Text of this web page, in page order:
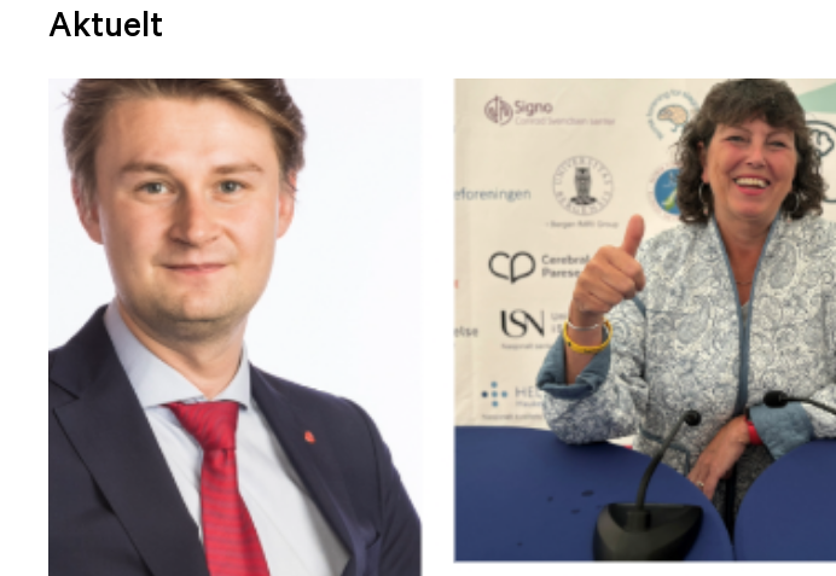
Aktuelt